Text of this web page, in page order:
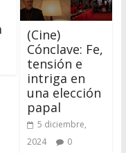
(Cine)
Cónclave: Fe,
tensión e
intriga en
una elección
papal
5 diciembre,
2024
0